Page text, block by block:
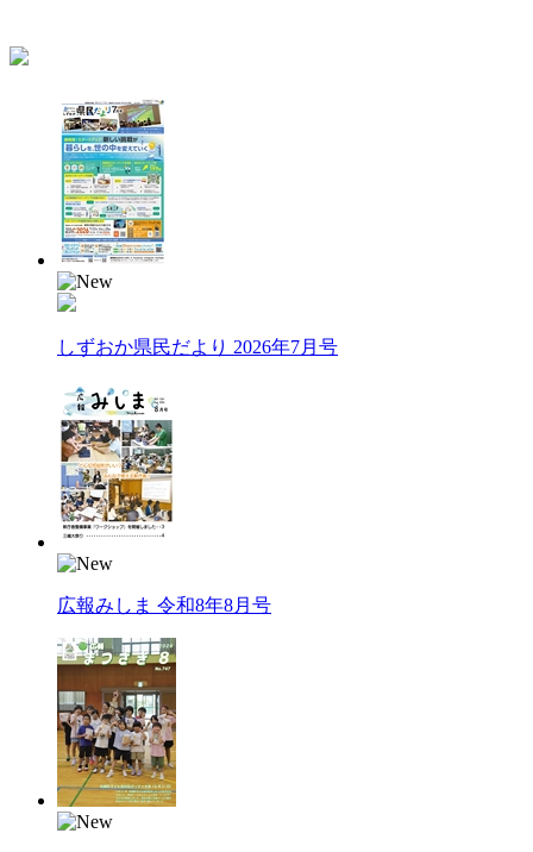
しずおか県民だより 2026年7月号
広報みしま 令和8年8月号